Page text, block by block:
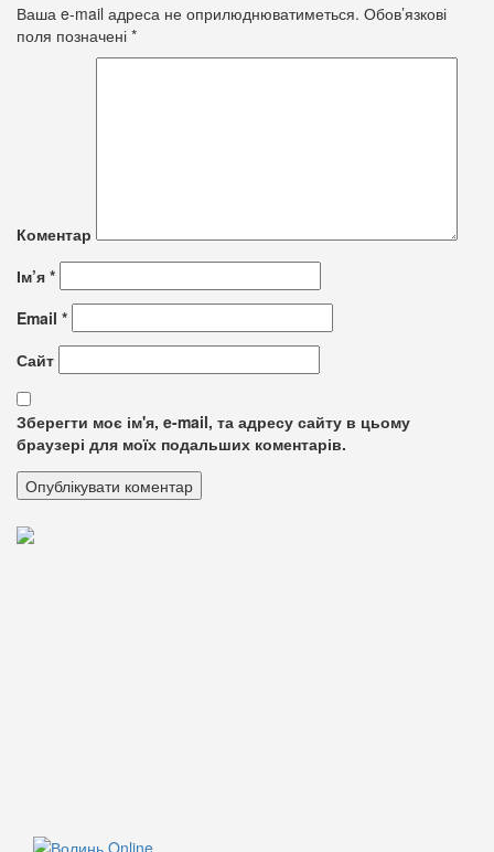
Ваша e-mail адреса не оприлюднюватиметься. Обов’язкові
поля позначені *
Коментар
Ім’я *
Email *
Сайт
Зберегти моє ім'я, e-mail, та адресу сайту в цьому
браузері для моїх подальших коментарів.